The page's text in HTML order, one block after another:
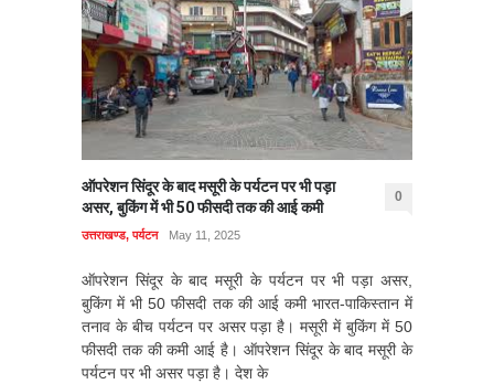
ऑपरेशन सिंदूर के बाद मसूरी के पर्यटन पर भी पड़ा
असर, बुकिंग में भी 50 फीसदी तक की आई कमी
0
उत्तराखण्ड,पर्यटन May 11, 2025
ऑपरेशन सिंदूर के बाद मसूरी के पर्यटन पर भी पड़ा असर,
बुकिंग में भी 50 फीसदी तक की आई कमी भारत-पाकिस्तान में
तनाव के बीच पर्यटन पर असर पड़ा है। मसूरी में बुकिंग में 50
फीसदी तक की कमी आई है। ऑपरेशन सिंदूर के बाद मसूरी के
पर्यटन पर भी असर पड़ा है। देश के